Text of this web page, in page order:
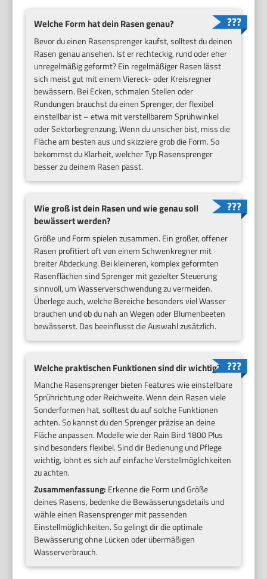
Welche Form hat dein Rasen genau?
Bevor du einen Rasensprenger kaufst, solltest du deinen
Rasen genau ansehen. Ist er rechteckig, rund oder eher
unregelmäßig geformt? Ein regelmäßiger Rasen lässt
sich meist gut mit einem Viereck- oder Kreisregner
bewässern. Bei Ecken, schmalen Stellen oder
Rundungen brauchst du einen Sprenger, der flexibel
einstellbar ist – etwa mit verstellbarem Sprühwinkel
oder Sektorbegrenzung. Wenn du unsicher bist, miss die
Fläche am besten aus und skizziere grob die Form. So
bekommst du Klarheit, welcher Typ Rasensprenger
besser zu deinem Rasen passt.
Wie groß ist dein Rasen und wie genau soll
bewässert werden?
Größe und Form spielen zusammen. Ein großer, offener
Rasen profitiert oft von einem Schwenkregner mit
breiter Abdeckung. Bei kleineren, komplex geformten
Rasenflächen sind Sprenger mit gezielter Steuerung
sinnvoll, um Wasserverschwendung zu vermeiden.
Überlege auch, welche Bereiche besonders viel Wasser
brauchen und ob du nah an Wegen oder Blumenbeeten
bewässerst. Das beeinflusst die Auswahl zusätzlich.
Welche praktischen Funktionen sind dir wichtig?
Manche Rasensprenger bieten Features wie einstellbare
Sprührichtung oder Reichweite. Wenn dein Rasen viele
Sonderformen hat, solltest du auf solche Funktionen
achten. So kannst du den Sprenger präzise an deine
Fläche anpassen. Modelle wie der Rain Bird 1800 Plus
sind besonders flexibel. Sind dir Bedienung und Pflege
wichtig, lohnt es sich auf einfache Verstellmöglichkeiten
zu achten.
Zusammenfassung: Erkenne die Form und Größe
deines Rasens, bedenke die Bewässerungsdetails und
wähle einen Rasensprenger mit passenden
Einstellmöglichkeiten. So gelingt dir die optimale
Bewässerung ohne Lücken oder übermäßigen
Wasserverbrauch.